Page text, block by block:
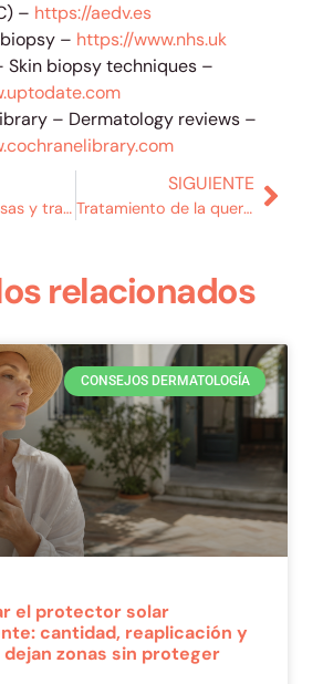
– https://aedv.es
– https://www.nhs.uk
Skin biopsy techniques –
– Dermatology reviews –
Tricología: causas y tratamiento de la caída del cabello
SIGUIENTE
Tratamiento de la queratosis actínica para prevenir cáncer
relacionados
CONSEJOS DERMATOLOGÍA
el protector solar
cantidad, reaplicación y
zonas sin proteger